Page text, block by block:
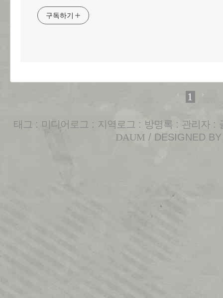
구독하기
1
태그 : 미디어로그 : 지역로그 : 방명록 : 관리자 :
DAUM / DESIGNED